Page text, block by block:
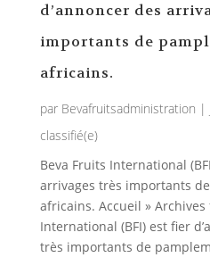
d’annoncer des
importants de
africains.
par Bevafruitsadministration |
classifié(e)
Beva Fruits International
arrivages très importants
africains. Accueil »
International (BFI) est fier
très importants de